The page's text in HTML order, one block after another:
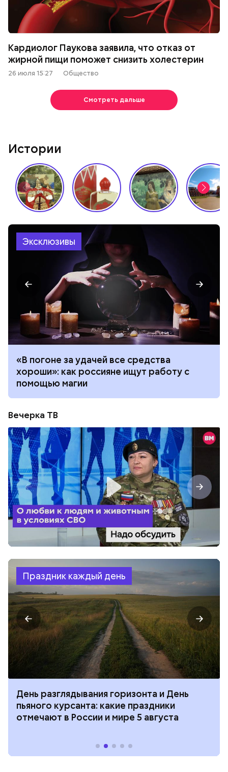
Кардиолог Паукова заявила, что отказ от
жирной пищи поможет снизить холестерин
26 июля 15:27 Общество
Смотреть дальше
Истории
Эксклюзивы
«В погоне за удачей все средства
хороши»: как россияне ищут работу с
помощью магии
Вечерка ТВ
Праздник каждый день
День разглядывания горизонта и День
пьяного курсанта: какие праздники
отмечают в России и мире 5 августа